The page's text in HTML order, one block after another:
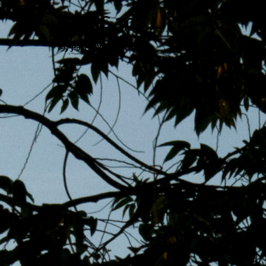
跳
至
主
內
MENS 30S LIFE
男子的日常生活